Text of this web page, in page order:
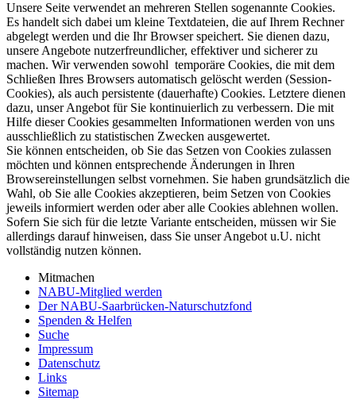
Unsere Seite verwendet an mehreren Stellen sogenannte Cookies.
Es handelt sich dabei um kleine Textdateien, die auf Ihrem Rechner
abgelegt werden und die Ihr Browser speichert. Sie dienen dazu,
unsere Angebote nutzerfreundlicher, effektiver und sicherer zu
machen. Wir verwenden sowohl temporäre Cookies, die mit dem
Schließen Ihres Browsers automatisch gelöscht werden (Session-
Cookies), als auch persistente (dauerhafte) Cookies. Letztere dienen
dazu, unser Angebot für Sie kontinuierlich zu verbessern. Die mit
Hilfe dieser Cookies gesammelten Informationen werden von uns
ausschließlich zu statistischen Zwecken ausgewertet.
Sie können entscheiden, ob Sie das Setzen von Cookies zulassen
möchten und können entsprechende Änderungen in Ihren
Browsereinstellungen selbst vornehmen. Sie haben grundsätzlich die
Wahl, ob Sie alle Cookies akzeptieren, beim Setzen von Cookies
jeweils informiert werden oder aber alle Cookies ablehnen wollen.
Sofern Sie sich für die letzte Variante entscheiden, müssen wir Sie
allerdings darauf hinweisen, dass Sie unser Angebot u.U. nicht
vollständig nutzen können.
Mitmachen
NABU-Mitglied werden
Der NABU-Saarbrücken-Naturschutzfond
Spenden & Helfen
Suche
Impressum
Datenschutz
Links
Sitemap